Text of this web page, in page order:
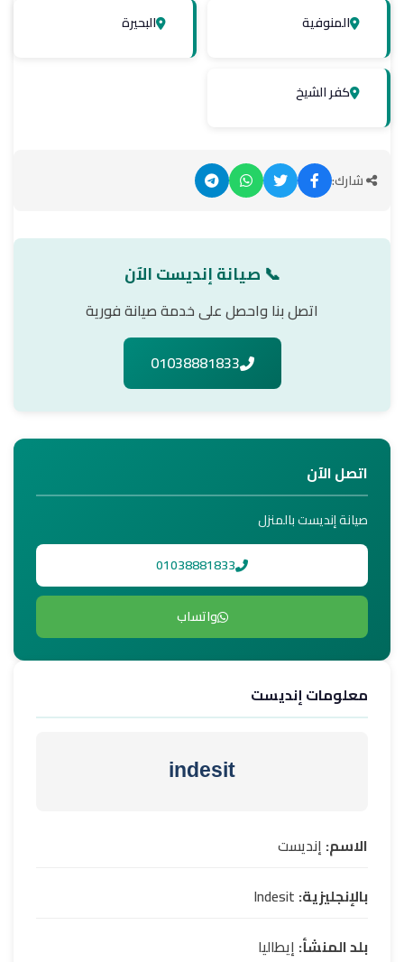
المنوفية البحيرة
كفر الشيخ
شارك:
📞 صيانة إنديست الآن
اتصل بنا واحصل على خدمة صيانة فورية
01038881833
اتصل الآن
صيانة إنديست بالمنزل
01038881833
واتساب
معلومات إنديست
الاسم: إنديست
بالإنجليزية:
بلد المنشأ: إيطاليا